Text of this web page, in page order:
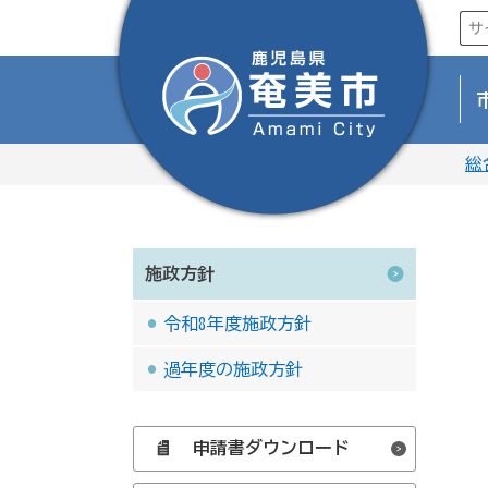
総
施政方針
令和8年度施政方針
過年度の施政方針
申請書ダウンロード